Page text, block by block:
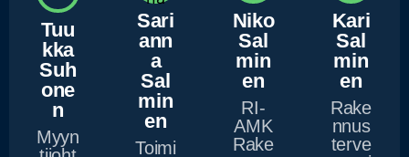
Tuu
kka
Suh
one
n
Myyn
Sari
ann
a
Sal
min
en
Toimi
Niko
Sal
min
en
RI-
AMK
Rake
Kari
Sal
min
en
Rake
nnus
terve